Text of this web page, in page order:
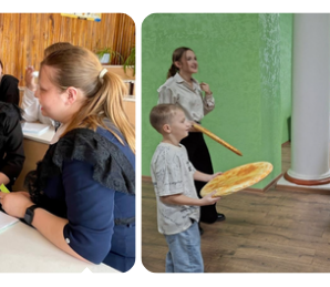
«Черемховский». В
беседы были
вопросы о
дропперства,
наркомании, об
ответственности за
правонарушения и
преступления в сфере
незаконного оборота
наркотиков. Охват
обучающихся – 100